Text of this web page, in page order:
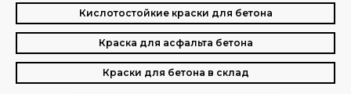
Кислотостойкие краски для бетона
Краска для асфальта бетона
Краски для бетона в склад